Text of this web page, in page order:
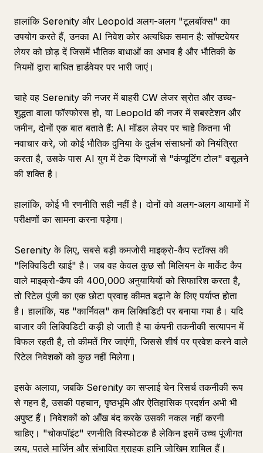
हालांकि Serenity और Leopold अलग-अलग "टूलबॉक्स" का
उपयोग करते हैं, उनका AI निवेश कोर अत्यधिक समान है: सॉफ्टवेयर
लेयर को छोड़ दें जिसमें भौतिक बाधाओं का अभाव है और भौतिकी के
नियमों द्वारा बाधित हार्डवेयर पर भारी जाएं।
चाहे वह Serenity की नजर में बाहरी CW लेजर स्रोत और उच्च-
शुद्धता वाला फॉस्फोरस हो, या Leopold की नजर में सबस्टेशन और
जमीन, दोनों एक बात बताते हैं: AI मॉडल लेयर पर चाहे कितना भी
नवाचार करे, जो कोई भौतिक दुनिया के दुर्लभ संसाधनों को नियंत्रित
करता है, उसके पास AI युग में टेक दिग्गजों से "कंप्यूटिंग टोल" वसूलने
की शक्ति है।
हालांकि, कोई भी रणनीति सही नहीं है। दोनों को अलग-अलग आयामों में
परीक्षणों का सामना करना पड़ेगा।
Serenity के लिए, सबसे बड़ी कमजोरी माइक्रो-कैप स्टॉक्स की
"लिक्विडिटी खाई" है। जब वह केवल कुछ सौ मिलियन के मार्केट कैप
वाले माइक्रो-कैप की 400,000 अनुयायियों को सिफारिश करता है,
तो रिटेल पूंजी का एक छोटा प्रवाह कीमत बढ़ाने के लिए पर्याप्त होता
है। हालांकि, यह "कार्निवल" कम लिक्विडिटी पर बनाया गया है। यदि
बाजार की लिक्विडिटी कड़ी हो जाती है या कंपनी तकनीकी सत्यापन में
विफल रहती है, तो कीमतें गिर जाएंगी, जिससे शीर्ष पर प्रवेश करने वाले
रिटेल निवेशकों को कुछ नहीं मिलेगा।
इसके अलावा, जबकि Serenity का सप्लाई चेन रिसर्च तकनीकी रूप
से गहन है, उसकी पहचान, पृष्ठभूमि और ऐतिहासिक प्रदर्शन अभी भी
अपुष्ट हैं। निवेशकों को आँख बंद करके उसकी नकल नहीं करनी
चाहिए। "चोकपॉइंट" रणनीति विस्फोटक है लेकिन इसमें उच्च पूंजीगत
व्यय, पतले मार्जिन और संभावित ग्राहक हानि जोखिम शामिल हैं।